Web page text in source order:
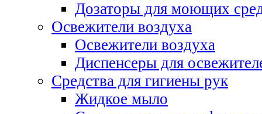
Дозаторы для моющих
Освежители воздуха
Освежители воздуха
Диспенсеры для
Средства для гигиены рук
Жидкое мыло